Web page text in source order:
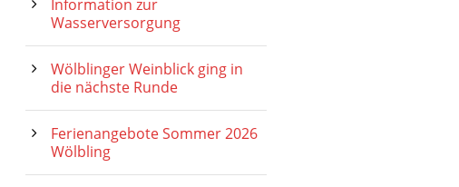
Information zur
Wasserversorgung
Wölblinger Weinblick ging in
die nächste Runde
Ferienangebote Sommer 2026
Wölbling